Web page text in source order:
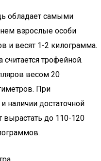
обладает самыми
взрослые особи
и весят 1-2 килограмма.
трофейной.
весом 20
При
наличии достаточной
до 110-120